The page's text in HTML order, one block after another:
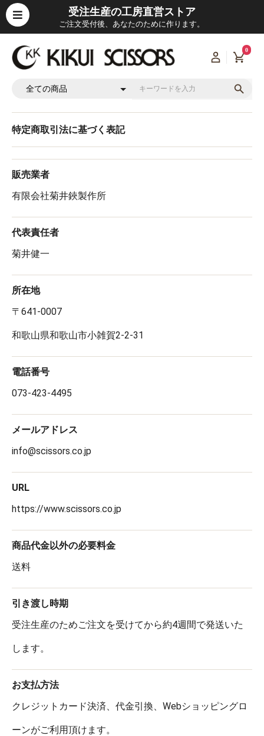
受注生産の工房直営ストア
ご注文受付後、あなたのために作ります。
0
特定商取引法に基づく表記
販売業者
有限会社菊井鋏製作所
代表責任者
菊井健一
所在地
〒641-0007
和歌山県和歌山市小雑賀2-2-31
電話番号
073-423-4495
メールアドレス
info@scissors.co.jp
URL
https://www.scissors.co.jp
商品代金以外の必要料金
送料
引き渡し時期
受注生産のためご注文を受けてから約4週間で発送いた
します。
お支払方法
クレジットカード決済、代金引換、Webショッピングロ
ーンがご利用頂けます。